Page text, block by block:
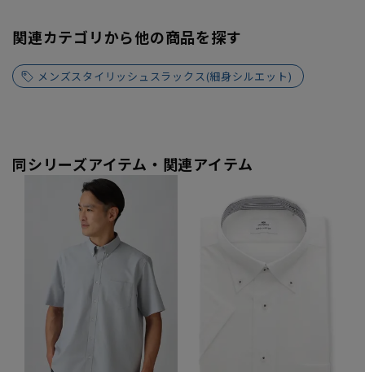
関連カテゴリから他の商品を探す
メンズスタイリッシュスラックス(細身シルエット)
同シリーズアイテム・関連アイテム